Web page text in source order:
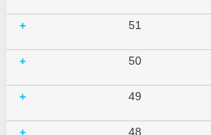
+ 51
+ 50
+ 49
+ 48